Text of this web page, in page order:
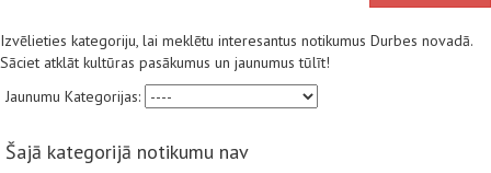
Izvēlieties kategoriju, lai meklētu interesantus notikumus Durbes novadā.
Sāciet atklāt kultūras pasākumus un jaunumus tūlīt!
Jaunumu Kategorijas:
Šajā kategorijā notikumu nav